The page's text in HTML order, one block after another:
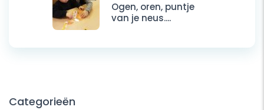
Ogen, oren, puntje
van je neus....
Categorieën